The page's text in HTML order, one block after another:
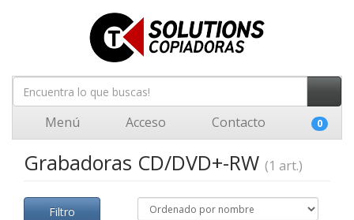
Menú Acceso Contacto 0
Grabadoras CD/DVD+-RW (1 art.)
Filtro